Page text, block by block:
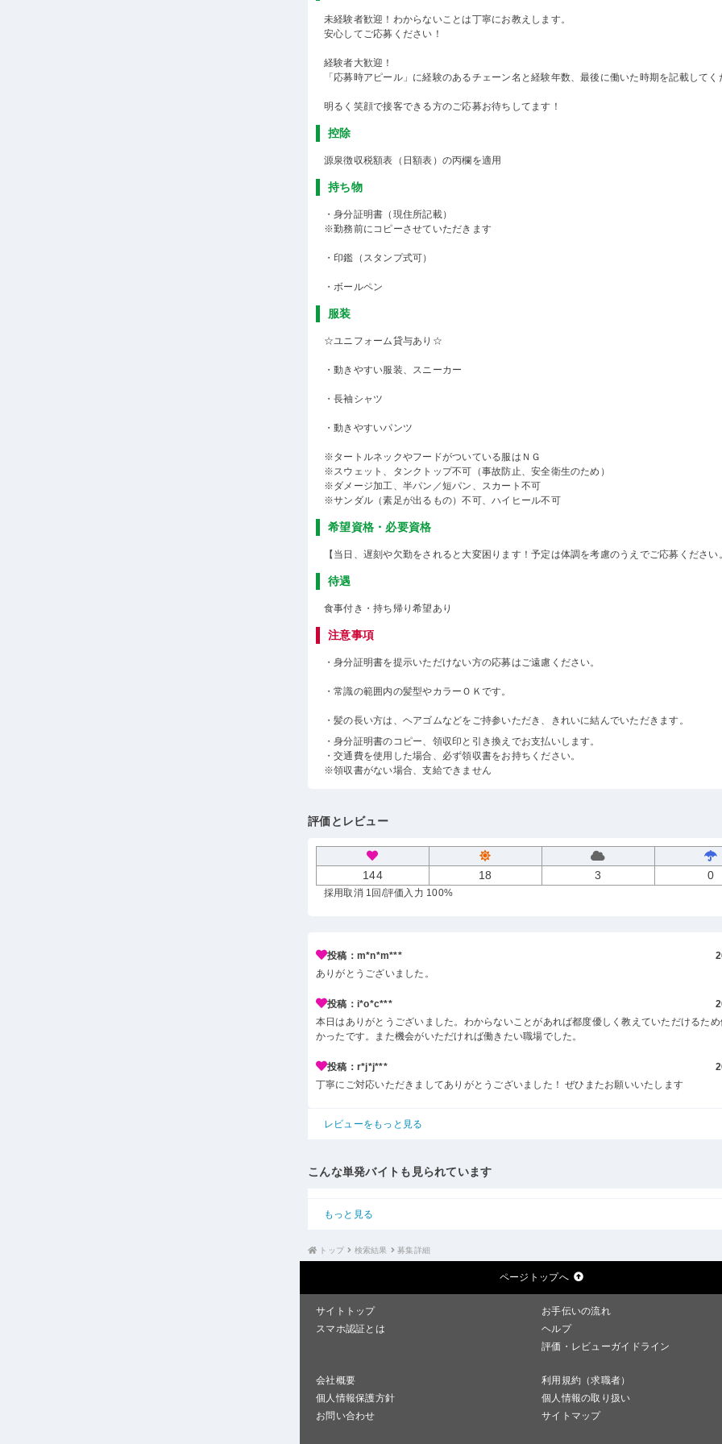
未経験者歓迎！わからないことは丁寧にお教えします。
安心してご応募ください！
経験者大歓迎！
「応募時アピール」に経験のあるチェーン名と経験年数、最後に働いた時期を記載してく
明るく笑顔で接客できる方のご応募お待ちしてます！
控除
源泉徴収税額表（日額表）の丙欄を適用
持ち物
・身分証明書（現住所記載）
※勤務前にコピーさせていただきます
・印鑑（スタンプ式可）
・ボールペン
服装
☆ユニフォーム貸与あり☆
・動きやすい服装、スニーカー
・長袖シャツ
・動きやすいパンツ
※タートルネックやフードがついている服はＮＧ
※スウェット、タンクトップ不可（事故防止、安全衛生のため）
※ダメージ加工、半パン／短パン、スカート不可
※サンダル（素足が出るもの）不可、ハイヒール不可
希望資格・必要資格
【当日、遅刻や欠勤をされると大変困ります！予定は体調を考慮のうえでご応募ください
待遇
食事付き・持ち帰り希望あり
注意事項
・身分証明書を提示いただけない方の応募はご遠慮ください。
・常識の範囲内の髪型やカラーＯＫです。
・髪の長い方は、ヘアゴムなどをご持参いただき、きれいに結んでいただきます。
・身分証明書のコピー、領収印と引き換えでお支払いします。
・交通費を使用した場合、必ず領収書をお持ちください。
※領収書がない場合、支給できません
評価とレビュー
144 18 3 0
採用取消 1回 /評価入力 100%
投稿：m*n*m***
ありがとうございました。
投稿：i*o*c***
本日はありがとうございました。わからないことがあれば都度優しく教えていただけるた
かったです。また機会がいただければ働きたい職場でした。
投稿：r*j*j***
丁寧にご対応いただきましてありがとうございました！ ぜひまたお願いいたします
レビューをもっと見る
こんな単発バイトも見られています
もっと見る
トップ 検索結果 募集詳細
ページトップへ
サイトトップ
お手伝いの流れ
スマホ認証とは
ヘルプ
評価・レビューガイドライン
会社概要
利用規約（求職者）
個人情報保護方針
個人情報の取り扱い
お問い合わせ
サイトマップ